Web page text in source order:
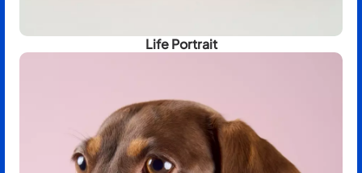
Life Portrait